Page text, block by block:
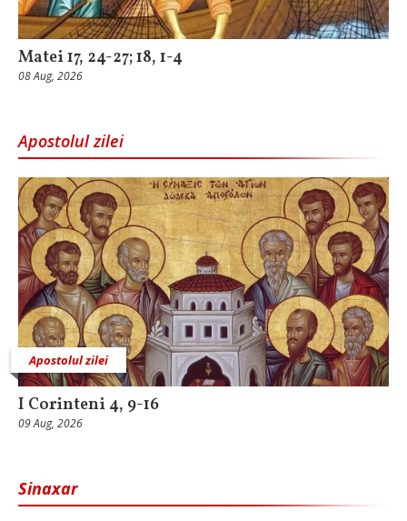
Matei 17, 24-27; 18, 1-4
08 Aug, 2026
Apostolul zilei
Apostolul zilei
I Corinteni 4, 9-16
09 Aug, 2026
Sinaxar